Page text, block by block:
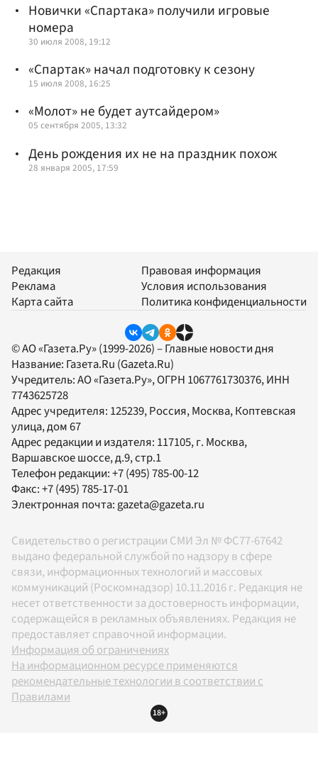
Новички «Спартака» получили игровые
номера
30 июля 2008, 19:12
«Спартак» начал подготовку к сезону
15 июля 2008, 16:25
«Молот» не будет аутсайдером»
05 сентября 2005, 13:32
День рождения их не на праздник похож
28 января 2005, 17:59
Редакция
Реклама
Карта сайта
Правовая информация
Условия использования
Политика конфиденциальности
© АО «Газета.Ру» (1999-2026) – Главные новости дня
Название: Газета.Ru (Gazeta.Ru)
Учредитель:АО «Газета.Ру», ОГРН 1067761730376, ИНН
7743625728
Адрес учредителя: 125239, Россия, Москва, Коптевская
улица, дом 67
Адрес редакции и издателя: 117105, г. Москва,
Варшавское шоссе, д.9, стр.1
Телефон редакции:+7 (495) 785-00-12
Факс:+7 (495) 785-17-01
Электронная почта:gazeta@gazeta.ru
Свидетельство о регистрации СМИ Эл № ФС77-67642
выдано федеральной службой по надзору в сфере
связи, информационных технологий и массовых
коммуникаций (Роскомнадзор) 10.11.2016 г. Редакция не
несет ответственности за достоверность информации,
содержащейся в рекламных объявлениях. Редакция не
предоставляет справочной информации.
Информация об ограничениях
На информационном ресурсе применяются
рекомендательные технологии в соответствии с
Правилами
18+